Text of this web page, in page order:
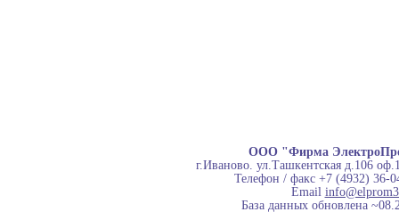
ООО "Фирма
г.Иваново. ул.Ташкентская д.106
Телефон / факс +7 (4932) 36-
Email
База данных обновлена